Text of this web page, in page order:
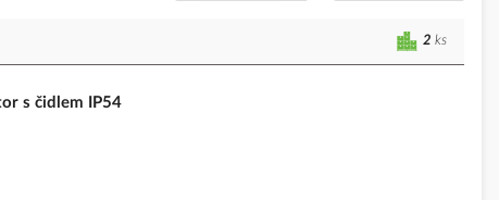
2 ks
s čidlem IP54